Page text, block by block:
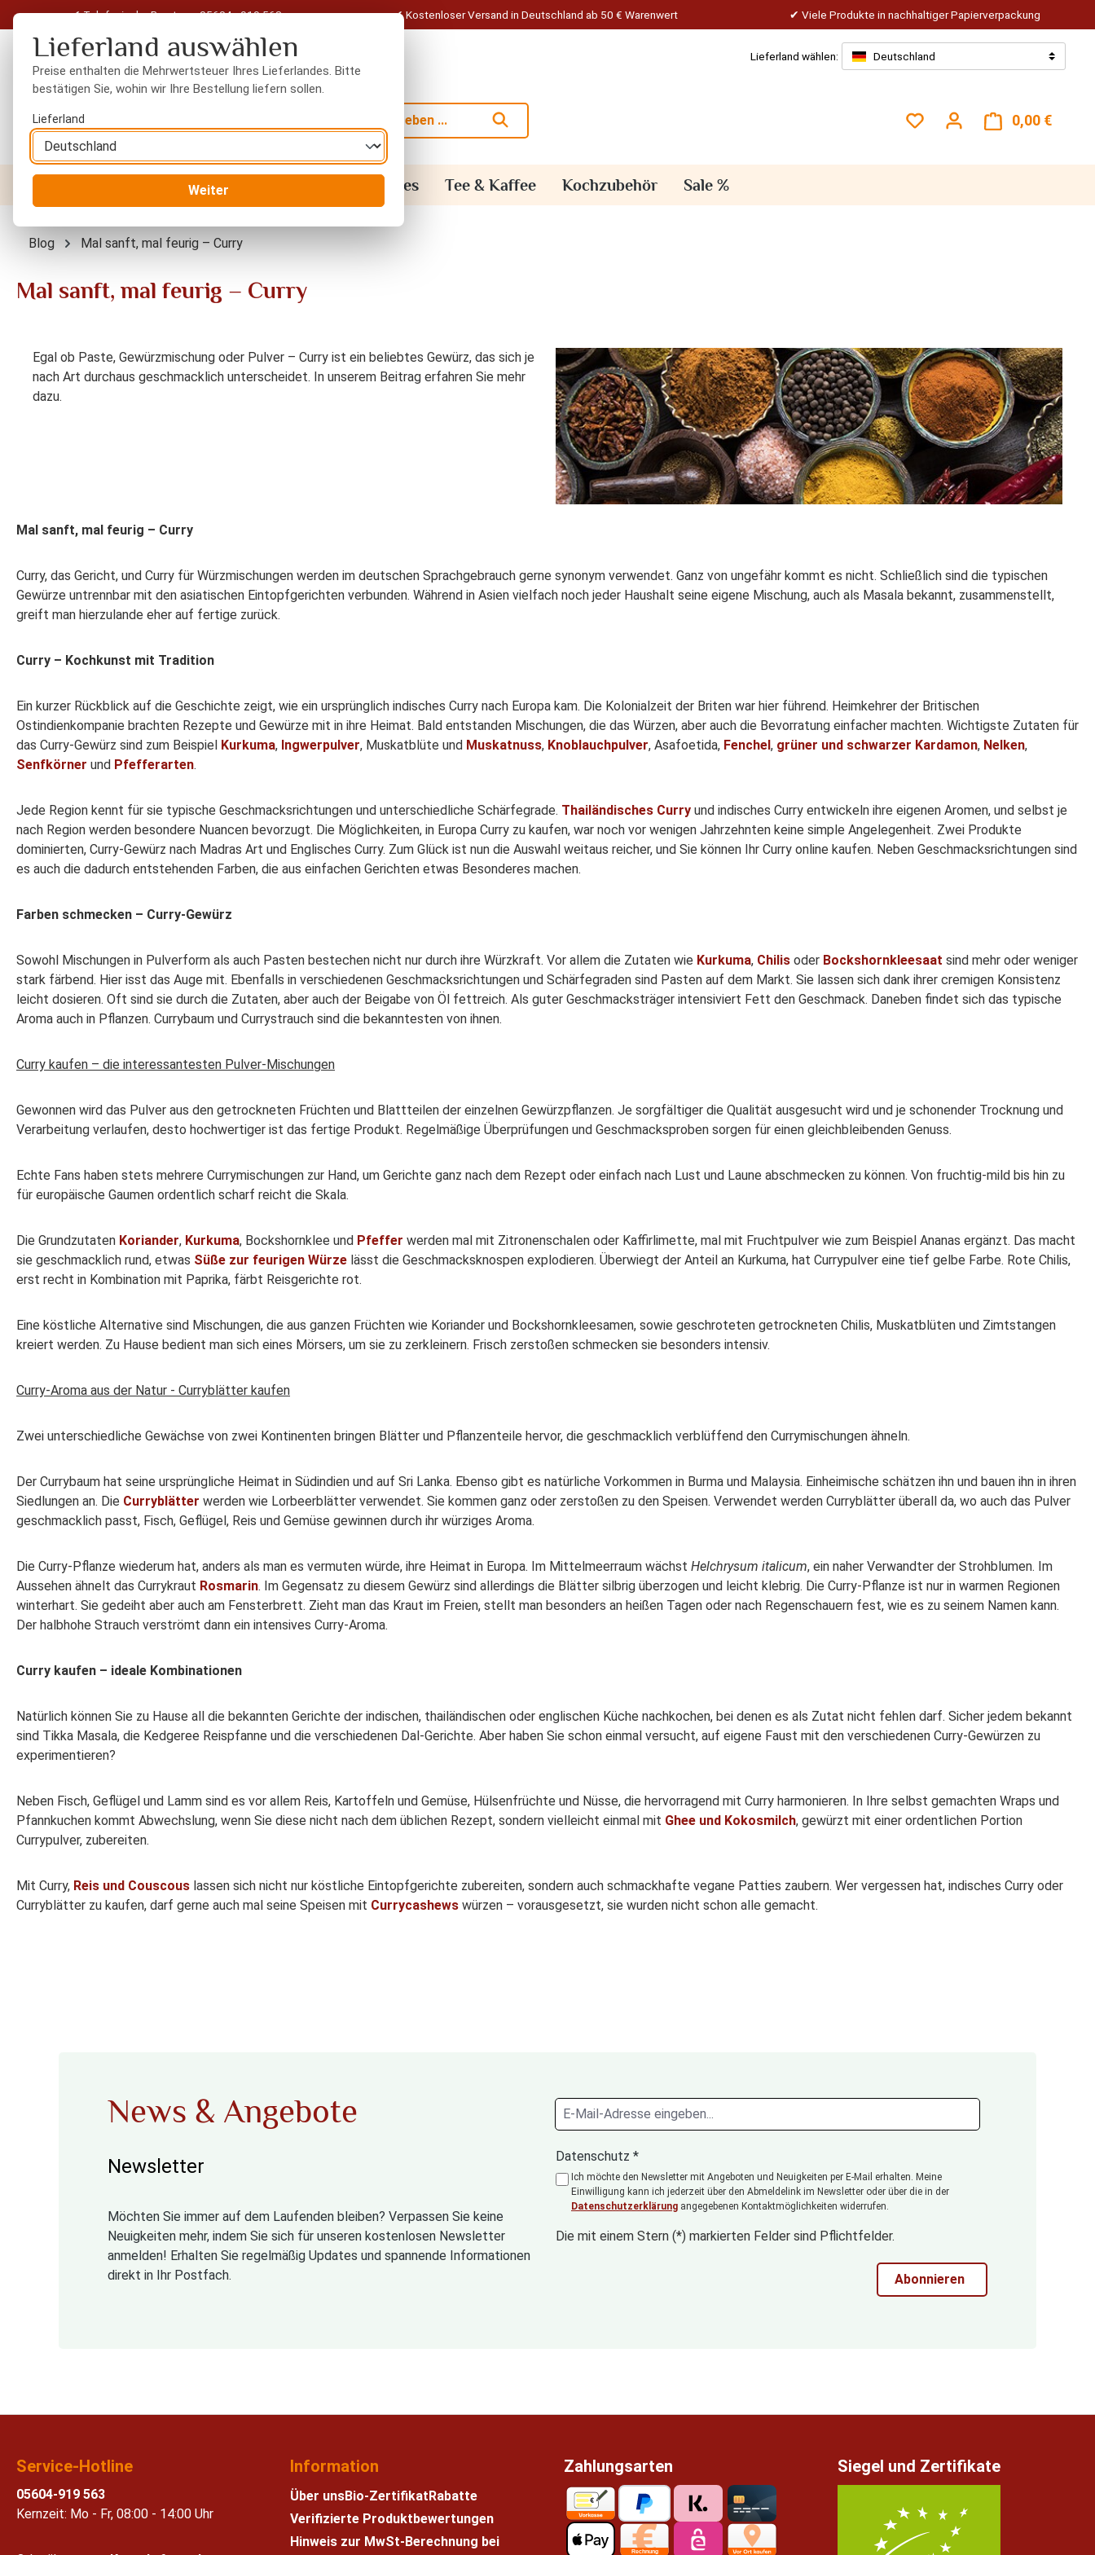
Hauptinhalt springen
Zur Suche springen
Zur Hauptnavigation springen
Telefonische Beratung: 05604 - 919 563 Kostenloser Versand in Deutschland ab 50 € Warenwert Viele Produkte in nachhaltiger Papierverpackung
Lieferland wählen: Deutschland
Du hast 0 Produkte auf
0,00 €
Trockenfrüchte Gewürze Orientalisches Tee & Kaffee Kochzubehör Sale %
Blog Mal sanft, mal feurig – Curry
Mal sanft, mal feurig – Curry
Egal ob Paste, Gewürzmischung oder Pulver – Curry ist ein beliebtes Gewürz, das sich je
nach Art durchaus geschmacklich unterscheidet. In unserem Beitrag erfahren Sie mehr
dazu.
Mal sanft, mal feurig – Curry
Curry, das Gericht, und Curry für Würzmischungen werden im deutschen Sprachgebrauch gerne synonym verwendet. Ganz von ungefähr kommt es nicht. Schließlich sind die typischen
Gewürze untrennbar mit den asiatischen Eintopfgerichten verbunden. Während in Asien vielfach noch jeder Haushalt seine eigene Mischung, auch als Masala bekannt, zusammenstellt,
greift man hierzulande eher auf fertige zurück.
Curry – Kochkunst mit Tradition
Ein kurzer Rückblick auf die Geschichte zeigt, wie ein ursprünglich indisches Curry nach Europa kam. Die Kolonialzeit der Briten war hier führend. Heimkehrer der Britischen
Ostindienkompanie brachten Rezepte und Gewürze mit in ihre Heimat. Bald entstanden Mischungen, die das Würzen, aber auch die Bevorratung einfacher machten. Wichtigste Zutaten für
das Curry-Gewürz sind zum Beispiel Kurkuma, Ingwerpulver, Muskatblüte und Muskatnuss, Knoblauchpulver, Asafoetida, Fenchel, grüner und schwarzer Kardamon, Nelken,
Senfkörner und Pfefferarten.
Jede Region kennt für sie typische Geschmacksrichtungen und unterschiedliche Schärfegrade. Thailändisches Curry und indisches Curry entwickeln ihre eigenen Aromen, und selbst je
nach Region werden besondere Nuancen bevorzugt. Die Möglichkeiten, in Europa Curry zu kaufen, war noch vor wenigen Jahrzehnten keine simple Angelegenheit. Zwei Produkte
dominierten, Curry-Gewürz nach Madras Art und Englisches Curry. Zum Glück ist nun die Auswahl weitaus reicher, und Sie können Ihr Curry online kaufen. Neben Geschmacksrichtungen sind
es auch die dadurch entstehenden Farben, die aus einfachen Gerichten etwas Besonderes machen.
Farben schmecken – Curry-Gewürz
Sowohl Mischungen in Pulverform als auch Pasten bestechen nicht nur durch ihre Würzkraft. Vor allem die Zutaten wie Kurkuma, Chilis oder Bockshornkleesaat sind mehr oder weniger
stark färbend. Hier isst das Auge mit. Ebenfalls in verschiedenen Geschmacksrichtungen und Schärfegraden sind Pasten auf dem Markt. Sie lassen sich dank ihrer cremigen Konsistenz
leicht dosieren. Oft sind sie durch die Zutaten, aber auch der Beigabe von Öl fettreich. Als guter Geschmacksträger intensiviert Fett den Geschmack. Daneben findet sich das typische
Aroma auch in Pflanzen. Currybaum und Currystrauch sind die bekanntesten von ihnen.
Curry kaufen – die interessantesten Pulver-Mischungen
Gewonnen wird das Pulver aus den getrockneten Früchten und Blattteilen der einzelnen Gewürzpflanzen. Je sorgfältiger die Qualität ausgesucht wird und je schonender Trocknung und
Verarbeitung verlaufen, desto hochwertiger ist das fertige Produkt. Regelmäßige Überprüfungen und Geschmacksproben sorgen für einen gleichbleibenden Genuss.
Echte Fans haben stets mehrere Currymischungen zur Hand, um Gerichte ganz nach dem Rezept oder einfach nach Lust und Laune abschmecken zu können. Von fruchtig-mild bis hin zu
für europäische Gaumen ordentlich scharf reicht die Skala.
Die Grundzutaten Koriander, Kurkuma, Bockshornklee und Pfeffer werden mal mit Zitronenschalen oder Kaffirlimette, mal mit Fruchtpulver wie zum Beispiel Ananas ergänzt. Das macht
sie geschmacklich rund, etwas Süße zur feurigen Würze lässt die Geschmacksknospen explodieren. Überwiegt der Anteil an Kurkuma, hat Currypulver eine tief gelbe Farbe. Rote Chilis,
erst recht in Kombination mit Paprika, färbt Reisgerichte rot.
Eine köstliche Alternative sind Mischungen, die aus ganzen Früchten wie Koriander und Bockshornkleesamen, sowie geschroteten getrockneten Chilis, Muskatblüten und Zimtstangen
kreiert werden. Zu Hause bedient man sich eines Mörsers, um sie zu zerkleinern. Frisch zerstoßen schmecken sie besonders intensiv.
Curry-Aroma aus der Natur - Curryblätter kaufen
Zwei unterschiedliche Gewächse von zwei Kontinenten bringen Blätter und Pflanzenteile hervor, die geschmacklich verblüffend den Currymischungen ähneln.
Der Currybaum hat seine ursprüngliche Heimat in Südindien und auf Sri Lanka. Ebenso gibt es natürliche Vorkommen in Burma und Malaysia. Einheimische schätzen ihn und bauen ihn in ihren
Siedlungen an. Die Curryblätter werden wie Lorbeerblätter verwendet. Sie kommen ganz oder zerstoßen zu den Speisen. Verwendet werden Curryblätter überall da, wo auch das Pulver
geschmacklich passt, Fisch, Geflügel, Reis und Gemüse gewinnen durch ihr würziges Aroma.
Die Curry-Pflanze wiederum hat, anders als man es vermuten würde, ihre Heimat in Europa. Im Mittelmeerraum wächst Helchrysum italicum, ein naher Verwandter der Strohblumen. Im
Aussehen ähnelt das Currykraut Rosmarin. Im Gegensatz zu diesem Gewürz sind allerdings die Blätter silbrig überzogen und leicht klebrig. Die Curry-Pflanze ist nur in warmen Regionen
winterhart. Sie gedeiht aber auch am Fensterbrett. Zieht man das Kraut im Freien, stellt man besonders an heißen Tagen oder nach Regenschauern fest, wie es zu seinem Namen kann.
Der halbhohe Strauch verströmt dann ein intensives Curry-Aroma.
Curry kaufen – ideale Kombinationen
Natürlich können Sie zu Hause all die bekannten Gerichte der indischen, thailändischen oder englischen Küche nachkochen, bei denen es als Zutat nicht fehlen darf. Sicher jedem bekannt
sind Tikka Masala, die Kedgeree Reispfanne und die verschiedenen Dal-Gerichte. Aber haben Sie schon einmal versucht, auf eigene Faust mit den verschiedenen Curry-Gewürzen zu
experimentieren?
Neben Fisch, Geflügel und Lamm sind es vor allem Reis, Kartoffeln und Gemüse, Hülsenfrüchte und Nüsse, die hervorragend mit Curry harmonieren. In Ihre selbst gemachten Wraps und
Pfannkuchen kommt Abwechslung, wenn Sie diese nicht nach dem üblichen Rezept, sondern vielleicht einmal mit Ghee und Kokosmilch, gewürzt mit einer ordentlichen Portion
Currypulver, zubereiten.
Mit Curry, Reis und Couscous lassen sich nicht nur köstliche Eintopfgerichte zubereiten, sondern auch schmackhafte vegane Patties zaubern. Wer vergessen hat, indisches Curry oder
Curryblätter zu kaufen, darf gerne auch mal seine Speisen mit Currycashews würzen – vorausgesetzt, sie wurden nicht schon alle gemacht.
News & Angebote
Newsletter
Möchten Sie immer auf dem Laufenden bleiben? Verpassen Sie keine
Neuigkeiten mehr, indem Sie sich für unseren kostenlosen Newsletter
anmelden! Erhalten Sie regelmäßig Updates und spannende Informationen
direkt in Ihr Postfach.
Datenschutz *
Ich möchte den Newsletter mit Angeboten und Neuigkeiten per E-Mail erhalten. Meine
Einwilligung kann ich jederzeit über den Abmeldelink im Newsletter oder über die in der
Datenschutzerklärung angegebenen Kontaktmöglichkeiten widerrufen.
Die mit einem Stern (*) markierten Felder sind Pflichtfelder.
Abonnieren
Service-Hotline
05604-919 563
Kernzeit: Mo - Fr, 08:00 - 14:00 Uhr
Information
Über unsBio-ZertifikatRabatte
Verifizierte Produktbewertungen
Hinweis zur MwSt-Berechnung bei
Zahlungsarten Siegel und Zertifikate
Lieferland auswählen
Preise enthalten die Mehrwertsteuer Ihres Lieferlandes. Bitte
bestätigen Sie, wohin wir Ihre Bestellung liefern sollen.
Lieferland
Weiter